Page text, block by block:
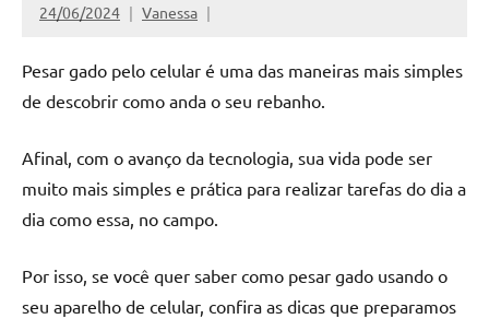
24/06/2024 Vanessa
Pesar gado pelo celular é uma das maneiras mais simples
de descobrir como anda o seu rebanho.
Afinal, com o avanço da tecnologia, sua vida pode ser
muito mais simples e prática para realizar tarefas do dia a
dia como essa, no campo.
Por isso, se você quer saber como pesar gado usando o
seu aparelho de celular, confira as dicas que preparamos